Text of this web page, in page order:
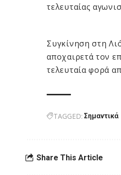
τελευταίας
Συγκίνηση στη
αποχαιρετά τον
τελευταία φορά
TAGGED: Σημαντικά
Share This Article